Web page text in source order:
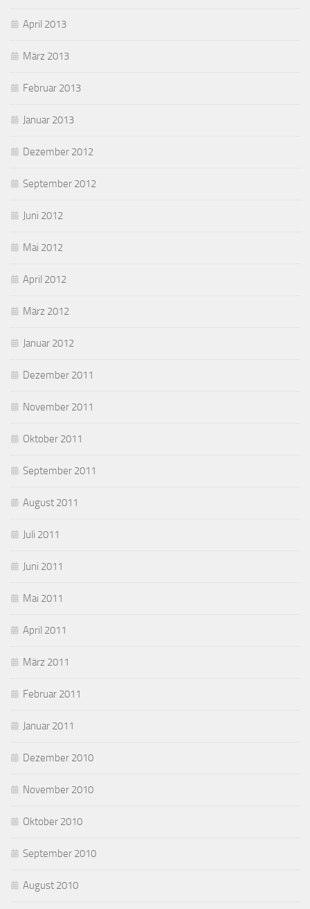
April 2013
März 2013
Februar 2013
Januar 2013
Dezember 2012
September 2012
Juni 2012
Mai 2012
April 2012
März 2012
Januar 2012
Dezember 2011
November 2011
Oktober 2011
September 2011
August 2011
Juli 2011
Juni 2011
Mai 2011
April 2011
März 2011
Februar 2011
Januar 2011
Dezember 2010
November 2010
Oktober 2010
September 2010
August 2010